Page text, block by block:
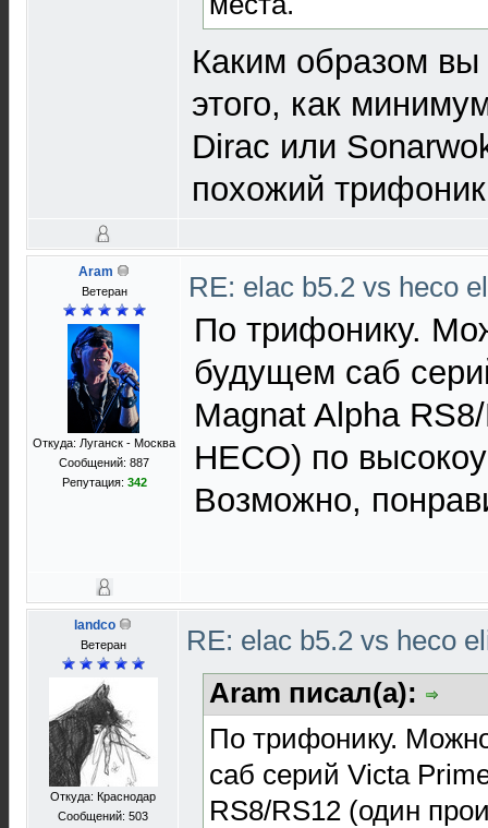
Каким образом
этого, как
Dirac или
похожий
Aram
Ветеран
Откуда: Луганск - Москва
Сообщений: 887
Репутация: 342
RE: elac b5.2 vs heco
По трифонику.
будущем саб
Magnat Alpha
HECO) по
Возможно,
landco
Ветеран
Откуда: Краснодар
Сообщений: 503
RE: elac b5.2 vs heco
Aram писал(а):
По трифонику.
саб серий Victa
RS8/RS12 (один